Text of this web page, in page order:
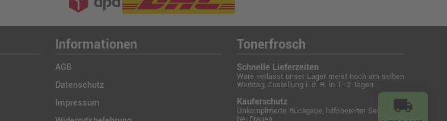
local_shipping
Informationen
AGB
Datenschutz
Impressum
Tonerfrosch
Schnelle Lieferzeiten
Ware verlässt unser Lager meist noch am selben
Werktag, Zustellung i. d. R. in 1–2 Tagen
Käuferschutz
Unkomplizierte Rückgabe, hilfsbereiter Service